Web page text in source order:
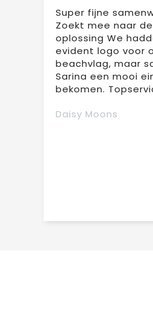
Super fijne
Zoekt mee naar
oplossing We
evident logo voor
beachvlag, maar
Sarina een mooi
bekomen.
Daisy Moons